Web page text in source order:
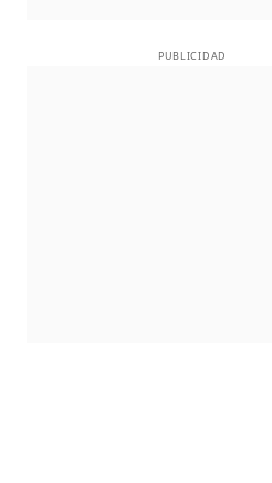
PUBLICIDAD